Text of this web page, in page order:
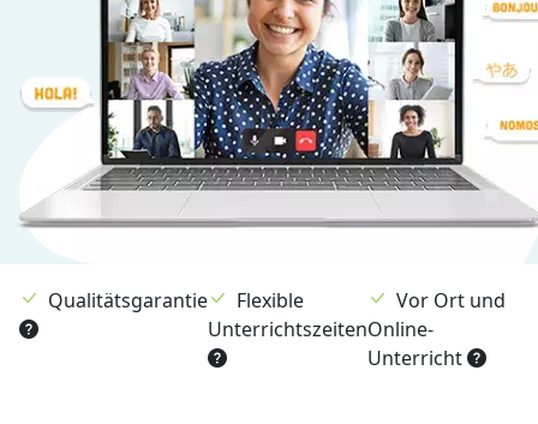
Qualitätsgarantie
Flexible
Unterrichtszeiten
Vor Ort und
Online-
Unterricht